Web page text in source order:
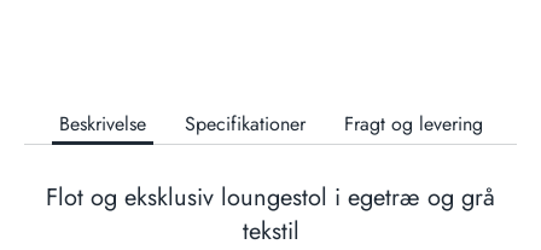
Beskrivelse Specifikationer Fragt og levering
Flot og eksklusiv loungestol i egetræ og grå
tekstil